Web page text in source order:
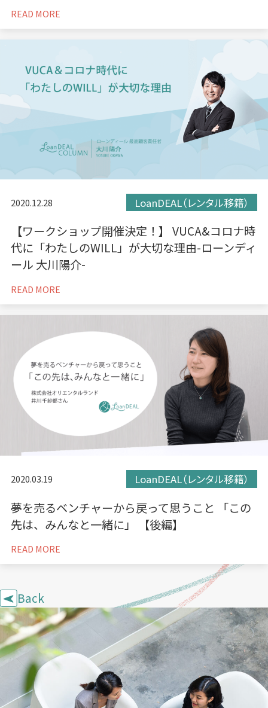
READ MORE
2020.12.28 LoanDEAL（レンタル移籍）
【ワークショップ開催決定！】 VUCA&コロナ時
代に「わたしのWILL」が大切な理由-ローンディ
ール 大川陽介-
READ MORE
2020.03.19 LoanDEAL（レンタル移籍）
夢を売るベンチャーから戻って思うこと 「この
先は、みんなと一緒に」 【後編】
READ MORE
Back